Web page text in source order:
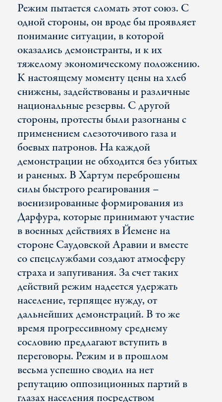
Режим пытается сломать этот союз. С
одной стороны, он вроде бы проявляет
понимание ситуации, в которой
оказались демонстранты, и к их
тяжелому экономическому положению.
К настоящему моменту цены на хлеб
снижены, задействованы и различные
национальные резервы. С другой
стороны, протесты были разогнаны с
применением слезоточивого газа и
боевых патронов. На каждой
демонстрации не обходится без убитых
и раненых. В Хартум переброшены
силы быстрого реагирования –
военизированные формирования из
Дарфура, которые принимают участие
в военных действиях в Йемене на
стороне Саудовской Аравии и вместе
со спецслужбами создают атмосферу
страха и запугивания. За счет таких
действий режим надеется удержать
население, терпящее нужду, от
дальнейших демонстраций. В то же
время прогрессивному среднему
сословию предлагают вступить в
переговоры. Режим и в прошлом
весьма успешно сводил на нет
репутацию оппозиционных партий в
глазах населения посредством